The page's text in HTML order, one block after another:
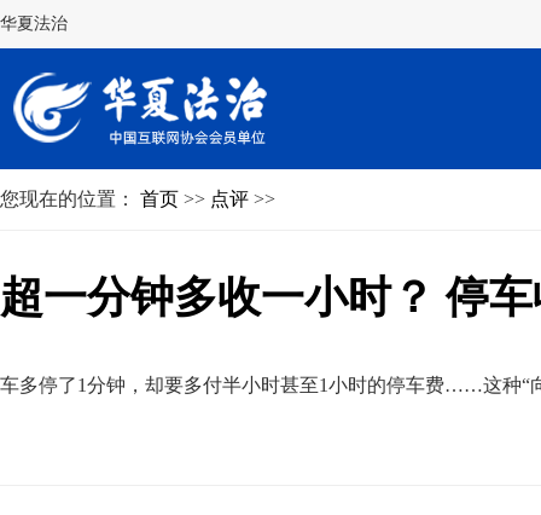
华夏法治
您现在的位置： 首页 >> 点评 >>
超一分钟多收一小时？ 停
车多停了1分钟 ， 却要多付半小时甚至1小时的停车费……这种“